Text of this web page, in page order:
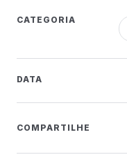
CATEGORIA
DATA
COMPARTILHE